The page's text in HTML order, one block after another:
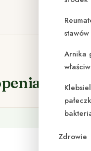
Arnika
Zdrowie